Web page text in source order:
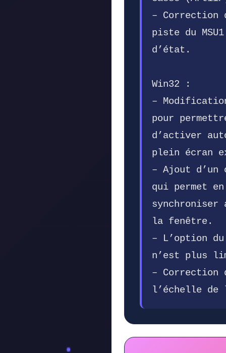
– Correction
piste du
d’état.
Win32 :
–
pour
d’activer
plein écran
– Ajout d’un
qui permet en
synchroniser
la fenêtre.
– L’option
n’est plus
– Correction
l’échelle de